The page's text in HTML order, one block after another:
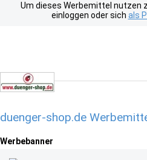
Um dieses Werbemittel nutzen
einloggen oder sich als
duenger-shop.de
Werbebanner